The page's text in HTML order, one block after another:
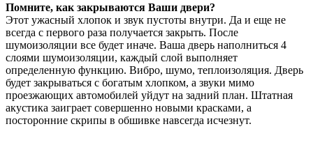
Помните, как закрываются Ваши двери?
Этот ужасный хлопок и звук пустоты внутри. Да и еще не
всегда с первого раза получается закрыть. После
шумоизоляции все будет иначе. Ваша дверь наполниться 4
слоями шумоизоляции, каждый слой выполняет
определенную функцию. Вибро, шумо, теплоизоляция. Дверь
будет закрываться с богатым хлопком, а звуки мимо
проезжающих автомобилей уйдут на задний план. Штатная
акустика заиграет совершенно новыми красками, а
посторонние скрипы в обшивке навсегда исчезнут.